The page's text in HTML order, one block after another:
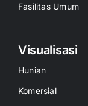
Fasilitas Umum
Visualisasi
Hunian
Komersial